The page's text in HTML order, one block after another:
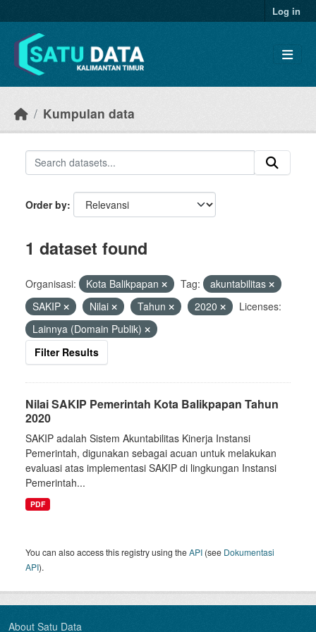
Log in
Kumpulan data
Order by
1 dataset found
Organisasi: Kota Balikpapan Tag:
akuntabilitas
SAKIP
Nilai Tahun 2020
Licenses:
Lainnya (Domain Publik)
Filter Results
Nilai SAKIP Pemerintah Kota Balikpapan Tahun
2020
SAKIP adalah Sistem Akuntabilitas Kinerja Instansi
Pemerintah, digunakan sebagai acuan untuk melakukan
evaluasi atas implementasi SAKIP di lingkungan Instansi
Pemerintah...
PDF
You can also access this registry using theAPI (see Dokumentasi
API).
About Satu Data